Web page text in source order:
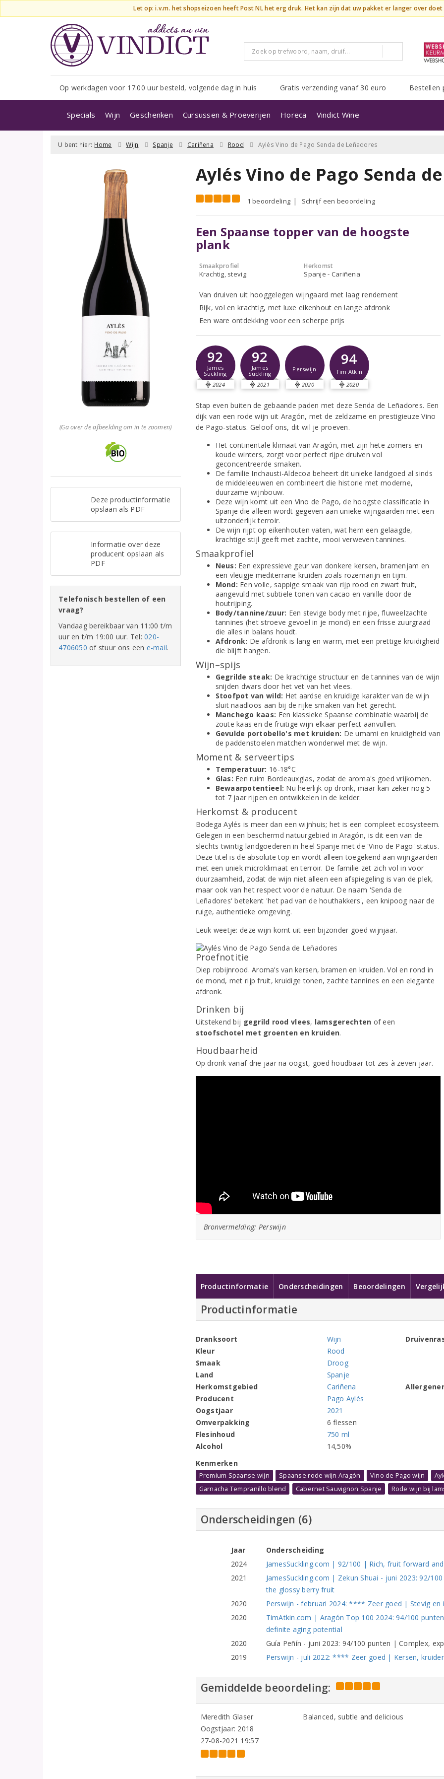
Let op: i.v.m. het shopseizoen heeft Post NL het erg druk. Het kan zijn dat uw pakket er langer over doet
Op werkdagen voor 17.00 uur besteld, volgende dag in huis Gratis verzending vanaf 30 euro Bestellen
Specials Wijn Geschenken Cursussen & Proeverijen Horeca Vindict Wine
U bent hier: Home Wijn Spanje Cariñena Rood Aylés Vino de Pago Senda de Leñadores
(Ga over de afbeelding om in te zoomen)
Deze productinformatie
opslaan als PDF
Informatie over deze
producent opslaan als
PDF
Telefonisch bestellen of een
vraag?
Vandaag bereikbaar van 11:00 t/m
uur en t/m 19:00 uur. Tel:020-
4706050 of stuur ons een e-mail.
Aylés Vino de Pago Senda
1 beoordeling Schrijf een beoordeling
Een Spaanse topper van de hoogste
plank
Smaakprofiel
Krachtig, stevig
Herkomst
Spanje - Cariñena
Van druiven uit hooggelegen wijngaard met laag rendement
Rijk, vol en krachtig, met luxe eikenhout en lange afdronk
Een ware ontdekking voor een scherpe prijs
92
James
Suckling
2024
92
James
Suckling
2021
Perswijn
2020
94
Tim Atkin
2020
Stap even buiten de gebaande paden met deze Senda de Leñadores. Een
dijk van een rode wijn uit Aragón, met de zeldzame en prestigieuze Vino
de Pago-status. Geloof ons, dit wil je proeven.
Het continentale klimaat van Aragón, met zijn hete zomers en
koude winters, zorgt voor perfect rijpe druiven vol
geconcentreerde smaken.
De familie Inchausti-Aldecoa beheert dit unieke landgoed al sinds
de middeleeuwen en combineert die historie met moderne,
duurzame wijnbouw.
Deze wijn komt uit een Vino de Pago, de hoogste classificatie in
Spanje die alleen wordt gegeven aan unieke wijngaarden met een
uitzonderlijk terroir.
De wijn rijpt op eikenhouten vaten, wat hem een gelaagde,
krachtige stijl geeft met zachte, mooi verweven tannines.
Smaakprofiel
Neus: Een expressieve geur van donkere kersen, bramenjam en
een vleugje mediterrane kruiden zoals rozemarijn en tijm.
Mond: Een volle, sappige smaak van rijp rood en zwart fruit,
aangevuld met subtiele tonen van cacao en vanille door de
houtrijping.
Body/tannine/zuur: Een stevige body met rijpe, fluweelzachte
tannines (het stroeve gevoel in je mond) en een frisse zuurgraad
die alles in balans houdt.
Afdronk: De afdronk is lang en warm, met een prettige kruidigheid
die blijft hangen.
Wijn–spijs
Gegrilde steak: De krachtige structuur en de tannines van de wijn
snijden dwars door het vet van het vlees.
Stoofpot van wild: Het aardse en kruidige karakter van de wijn
sluit naadloos aan bij de rijke smaken van het gerecht.
Manchego kaas: Een klassieke Spaanse combinatie waarbij de
zoute kaas en de fruitige wijn elkaar perfect aanvullen.
Gevulde portobello's met kruiden: De umami en kruidigheid van
de paddenstoelen matchen wonderwel met de wijn.
Moment & serveertips
Temperatuur: 16-18°C
Glas: Een ruim Bordeauxglas, zodat de aroma's goed vrijkomen.
Bewaarpotentieel: Nu heerlijk op dronk, maar kan zeker nog 5
tot 7 jaar rijpen en ontwikkelen in de kelder.
Herkomst & producent
Bodega Aylés is meer dan een wijnhuis; het is een compleet ecosysteem.
Gelegen in een beschermd natuurgebied in Aragón, is dit een van de
slechts twintig landgoederen in heel Spanje met de 'Vino de Pago' status.
Deze titel is de absolute top en wordt alleen toegekend aan wijngaarden
met een uniek microklimaat en terroir. De familie zet zich vol in voor
duurzaamheid, zodat de wijn niet alleen een afspiegeling is van de plek,
maar ook van het respect voor de natuur. De naam 'Senda de
Leñadores' betekent 'het pad van de houthakkers', een knipoog naar de
ruige, authentieke omgeving.
Leuk weetje: deze wijn komt uit een bijzonder goed wijnjaar.
Proefnotitie
Diep robijnrood. Aroma’s van kersen, bramen en kruiden. Vol en rond in
de mond, met rijp fruit, kruidige tonen, zachte tannines en een elegante
afdronk.
Drinken bij
Uitstekend bij gegrild rood vlees, lamsgerechten of een
stoofschotel met groenten en kruiden.
Houdbaarheid
Op dronk vanaf drie jaar na oogst, goed houdbaar tot zes à zeven jaar.
Bronvermelding: Perswijn
Productinformatie Onderscheidingen Beoordelingen
Productinformatie
Dranksoort
Wijn
Kleur
Rood
Smaak
Droog
Land
Spanje
Herkomstgebied
Cariñena
Producent
Pago Aylés
Oogstjaar
2021
Omverpakking
6 flessen
Flesinhoud
750 ml
Alcohol
14,50%
Kenmerken
Premium Spaanse wijn Spaanse rode wijn Aragón Vino de Pago wijn
Garnacha Tempranillo blend
Cabernet Sauvignon Spanje Rode wijn bij
Onderscheidingen (6)
Jaar
Onderscheiding
2024
JamesSuckling.com | 92/100 | Rich, fruit forward
2021
JamesSuckling.com | Zekun Shuai - juni 2023: 92/
the glossy berry fruit
2020
Perswijn - februari 2024: **** Zeer goed | Stevig en
2020
TimAtkin.com | Aragón Top 100 2024: 94/100
definite aging potential
2020
Guía Peñín - juni 2023: 94/100 punten | Complex,
2019
Perswijn - juli 2022: **** Zeer goed | Kersen,
Gemiddelde beoordeling:
Meredith Glaser
Oogstjaar: 2018
27-08-2021 19:57
Balanced, subtle and delicious